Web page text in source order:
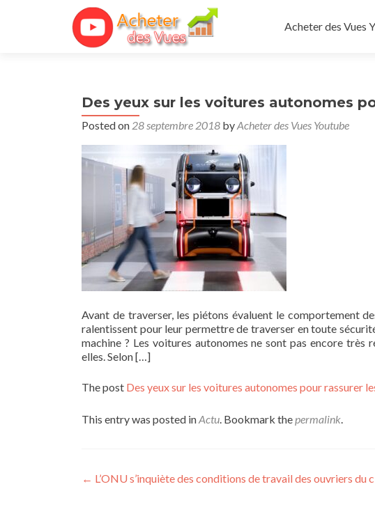
Acheter des Vues
Des yeux sur les voitures autonomes
Posted on 28 septembre 2018 byAcheter des Vues Youtube
Avant de traverser, les piétons évaluent le comportement
ralentissent pour leur permettre de traverser en toute
machine ? Les voitures autonomes ne sont pas encore très
elles. Selon […]
The post Des yeux sur les voitures autonomes pour rassurer
This entry was posted inActu. Bookmark thepermalink.
Post navigation
← L’ONU s’inquiète des conditions de travail des ouvriers du